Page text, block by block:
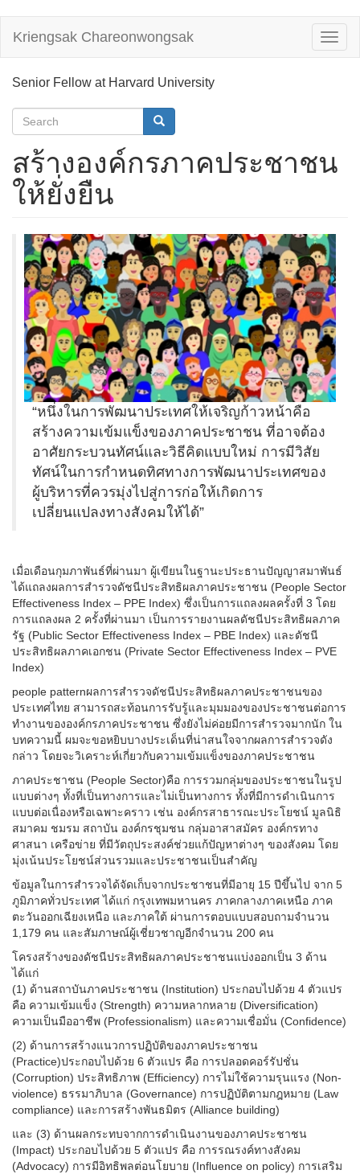
main
Kriengsak Chareonwongsak
Senior Fellow at Harvard University
Search
form
สร้างองค์กรภาคประชาชน
ให้ยั่งยืน
“หนึ่งในการพัฒนาประเทศให้เจริญก้าวหน้าคือ
สร้างความเข้มแข็งของภาคประชาชน ที่อาจต้อง
อาศัยกระบวนทัศน์และวิธีคิดแบบใหม่ การมีวิสัย
ทัศน์ในการกำหนดทิศทางการพัฒนาประเทศของ
ผู้บริหารที่ควรมุ่งไปสู่การก่อให้เกิดการ
เปลี่ยนแปลงทางสังคมให้ได้”
เมื่อเดือนกุมภาพันธ์ที่ผ่านมา ผู้เขียนในฐานะประธานปัญญาสมาพันธ์
ได้แถลงผลการสำรวจดัชนีประสิทธิผลภาคประชาชน (People Sector
Effectiveness Index – PPE Index) ซึ่งเป็นการแถลงผลครั้งที่ 3 โดย
การแถลงผล 2 ครั้งที่ผ่านมา เป็นการรายงานผลดัชนีประสิทธิผลภาค
รัฐ (Public Sector Effectiveness Index – PBE Index) และดัชนี
ประสิทธิผลภาคเอกชน (Private Sector Effectiveness Index – PVE
Index)
people patternผลการสำรวจดัชนีประสิทธิผลภาคประชาชนของ
ประเทศไทย สามารถสะท้อนการรับรู้และมุมมองของประชาชนต่อการ
ทำงานขององค์กรภาคประชาชน ซึ่งยังไม่ค่อยมีการสำรวจมากนัก ใน
บทความนี้ ผมจะขอหยิบบางประเด็นที่น่าสนใจจากผลการสำรวจดัง
กล่าว โดยจะวิเคราะห์เกี่ยวกับความเข้มแข็งของภาคประชาชน
ภาคประชาชน (People Sector)คือ การรวมกลุ่มของประชาชนในรูป
แบบต่างๆ ทั้งที่เป็นทางการและไม่เป็นทางการ ทั้งที่มีการดำเนินการ
แบบต่อเนื่องหรือเฉพาะคราว เช่น องค์กรสาธารณะประโยชน์ มูลนิธิ
สมาคม ชมรม สถาบัน องค์กรชุมชน กลุ่มอาสาสมัคร องค์กรทาง
ศาสนา เครือข่าย ที่มีวัตถุประสงค์ช่วยแก้ปัญหาต่างๆ ของสังคม โดย
มุ่งเน้นประโยชน์ส่วนรวมและประชาชนเป็นสำคัญ
ข้อมูลในการสำรวจได้จัดเก็บจากประชาชนที่มีอายุ 15 ปีขึ้นไป จาก 5
ภูมิภาคทั่วประเทศ ได้แก่ กรุงเทพมหานคร ภาคกลางภาคเหนือ ภาค
ตะวันออกเฉียงเหนือ และภาคใต้ ผ่านการตอบแบบสอบถามจำนวน
1,179 คน และสัมภาษณ์ผู้เชี่ยวชาญอีกจำนวน 200 คน
โครงสร้างของดัชนีประสิทธิผลภาคประชาชนแบ่งออกเป็น 3 ด้าน
ได้แก่
(1) ด้านสถาบันภาคประชาชน (Institution) ประกอบไปด้วย 4 ตัวแปร
คือ ความเข้มแข็ง (Strength) ความหลากหลาย (Diversification)
ความเป็นมืออาชีพ (Professionalism) และความเชื่อมั่น (Confidence)
(2) ด้านการสร้างแนวการปฏิบัติของภาคประชาชน
(Practice)ประกอบไปด้วย 6 ตัวแปร คือ การปลอดคอร์รัปชั่น
(Corruption) ประสิทธิภาพ (Efficiency) การไม่ใช้ความรุนแรง (Non-
violence) ธรรมาภิบาล (Governance) การปฏิบัติตามกฎหมาย (Law
compliance) และการสร้างพันธมิตร (Alliance building)
และ (3) ด้านผลกระทบจากการดำเนินงานของภาคประชาชน
(Impact) ประกอบไปด้วย 5 ตัวแปร คือ การรณรงค์ทางสังคม
(Advocacy) การมีอิทธิพลต่อนโยบาย (Influence on policy) การเสริม